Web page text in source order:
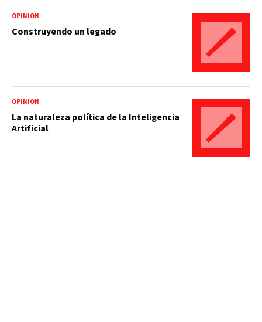
OPINIÓN
Construyendo un legado
OPINIÓN
La naturaleza política de la Inteligencia
Artificial